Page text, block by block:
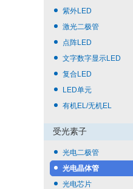
紫外LED
激光二极管
点阵LED
文字数字显示LED
复合LED
LED单元
有机EL/无机EL
受光素子
光电二极管
光电晶体管
光电芯片